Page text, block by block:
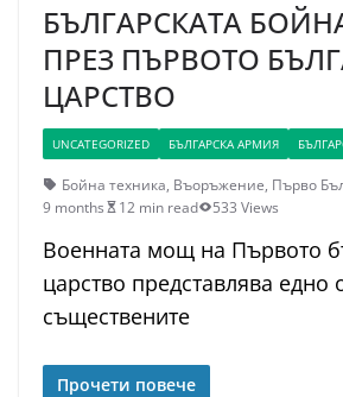
БЪЛГАРСКАТА
ПРЕЗ ПЪРВОТО
ЦАРСТВО
UNCATEGORIZED БЪЛГАРСКА АРМИЯ
Бойна техника, Въоръжение, Първо
9 months
12 min read 533 Views
Военната мощ на Първото
царство представлява едно
съществените
Прочети повече